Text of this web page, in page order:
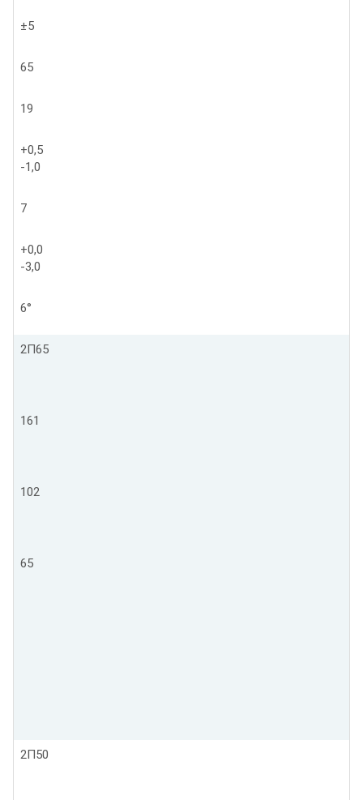
±5
65
19
+0,5
-1,0
7
+0,0
-3,0
6°
2П65
161
102
65
2П50